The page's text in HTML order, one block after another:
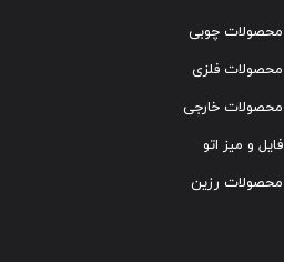
محصولات چوبی
محصولات فلزی
محصولات خارجی
فایل و میز اتو
محصولات رزین